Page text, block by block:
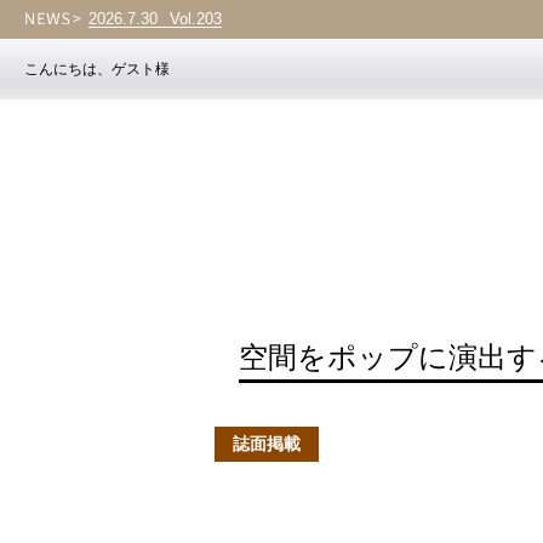
2026.7.30 Vol.203
こんにちは、ゲスト様
空間をポップに演出
誌面掲載